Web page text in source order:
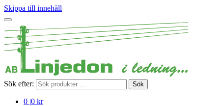
Skippa till innehåll
Sök efter: Sök
0 |0 kr